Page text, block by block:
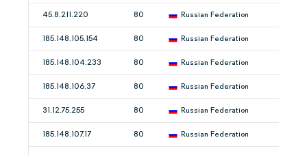
45.8.211.220 80 Russian Federation
185.148.105.154 80 Russian Federation
185.148.104.233 80 Russian Federation
185.148.106.37 80 Russian Federation
31.12.75.255 80 Russian Federation
185.148.107.17 80 Russian Federation